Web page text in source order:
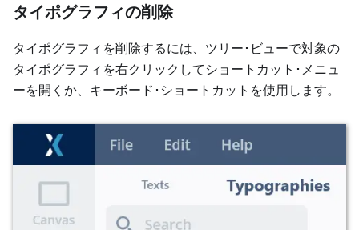
タイポグラフィの削除
タイポグラフィを削除するには、ツリー･ビューで対象の
タイポグラフィを右クリックしてショートカット･メニュ
ーを開くか、キーボード･ショートカットを使用します。